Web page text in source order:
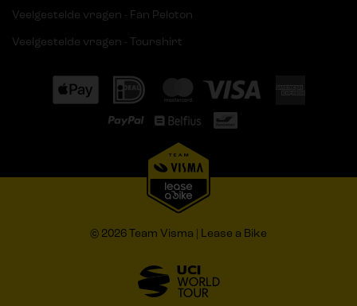
Veelgestelde vragen - Fan Peloton
Veelgestelde vragen - Tourshirt
© 2026 Team Visma | Lease a Bike